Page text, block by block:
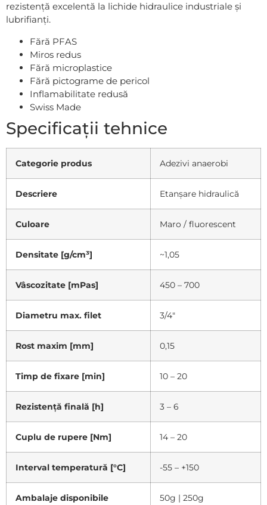
rezistență excelentă la lichide hidraulice industriale și
lubrifianți.
Fără PFAS
Miros redus
Fără microplastice
Fără pictograme de pericol
Inflamabilitate redusă
Swiss Made
Specificații tehnice
Categorie produs Adezivi anaerobi
Descriere Etanșare hidraulică
Culoare Maro / fluorescent
Densitate [g/cm³] ~1,05
Vâscozitate [mPas] 450 – 700
Diametru max. filet 3/4″
Rost maxim [mm] 0,15
Timp de fixare [min] 10 – 20
Rezistență finală [h] 3 – 6
Cuplu de rupere [Nm] 14 – 20
Interval temperatură [°C] -55 – +150
Ambalaje disponibile 50g | 250g